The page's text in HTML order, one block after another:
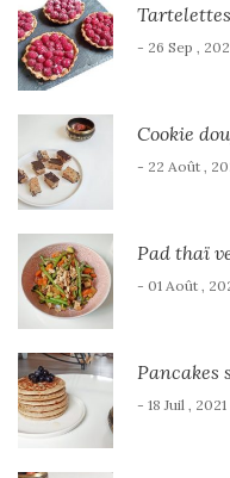
- 26 Sep ,
Cookie
- 22 Août ,
Pad thaï
- 01 Août ,
Pancakes
- 18 Juil , 2021